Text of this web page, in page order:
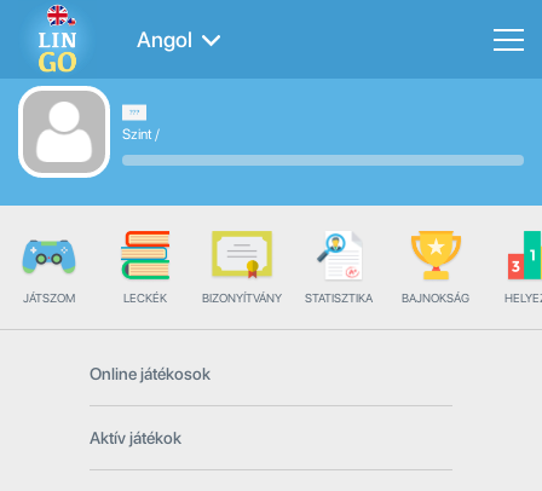
Angol
Szint/
JÁTSZOM LECKÉK BIZONYÍTVÁNY STATISZTIKA BAJNOKSÁG
Online játékosok
Aktív játékok